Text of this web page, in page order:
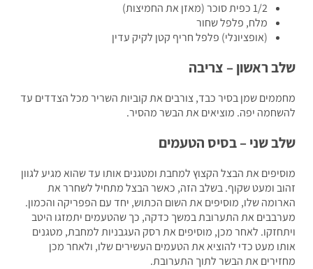
מלח, פלפל שחור
(אופציונלי) פלפל חריף קטן לקיק עדין
ראשון – צריבה
שמן בסיר כבד, צורבים את קוביות השריר מכל הצדדים עד
יפה. מוציאים את הבשר מהסיר.
שני – בסיס הטעמים
את הבצל הקצוץ למחבת ומטגנים אותו עד שהוא מגיע לגוון
ומעט שקוף. בשלב הזה, כאשר הבצל מתחיל לשחרר את
שלו, מוסיפים את השום הכתוש, יחד עם הפפריקה והכמון.
את התערובת במשך כדקה, כך שהטעמים יתמזגו היטב
לאחר מכן, מוסיפים את רסק העגבניות למחבת, מטגנים
מעט כדי להוציא את הטעמים העשירים שלו, ולאחר מכן
את הבשר לתוך התערובת.